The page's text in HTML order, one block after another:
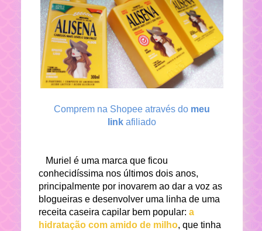
Comprem na Shopee através do meu
linkafiliado
Muriel é uma marca que ficou
conhecidíssima nos últimos dois anos,
principalmente por inovarem ao dar a voz as
blogueiras e desenvolver uma linha de uma
receita caseira capilar bem popular: a
hidratação com amido de milho, que tinha